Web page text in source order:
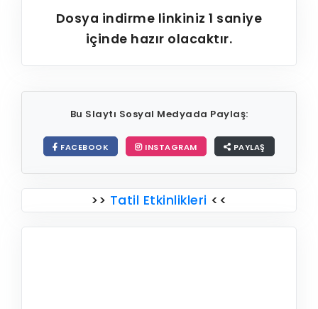
Dosya indirme linkiniz1 saniye
içinde hazır olacaktır.
Bu Slaytı Sosyal Medyada Paylaş:
FACEBOOK INSTAGRAM PAYLAŞ
>> Tatil Etkinlikleri <<